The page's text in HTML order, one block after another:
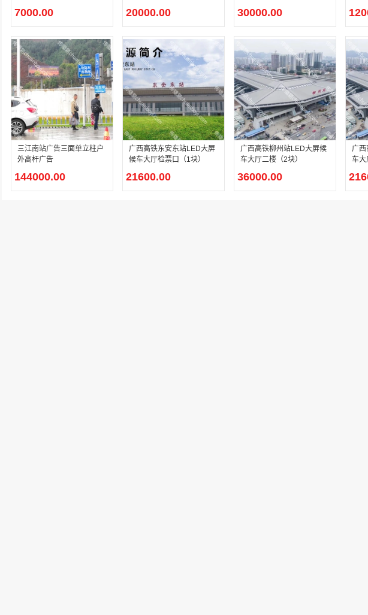
7000.00 20000.00 30000.00
三江南站广告三面单立柱户
外高杆广告
144000.00
广西高铁东安东站LED大屏
候车大厅检票口（1块）
21600.00
广西高铁柳州站LED大屏候
车大厅二楼（2块）
36000.00
广西
车大